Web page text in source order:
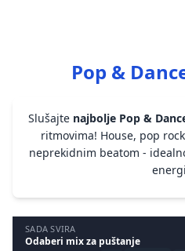
Pop &
Slušajte najbolje Pop &
ritmovima! House, pop
neprekidnim beatom -
SADA SVIRA
Odaberi mix za puštanje